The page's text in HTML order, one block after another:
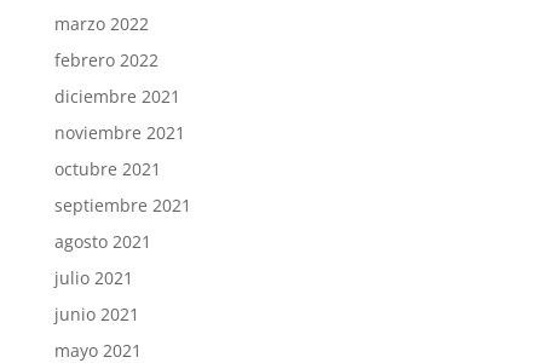
marzo 2022
febrero 2022
diciembre 2021
noviembre 2021
octubre 2021
septiembre 2021
agosto 2021
julio 2021
junio 2021
mayo 2021